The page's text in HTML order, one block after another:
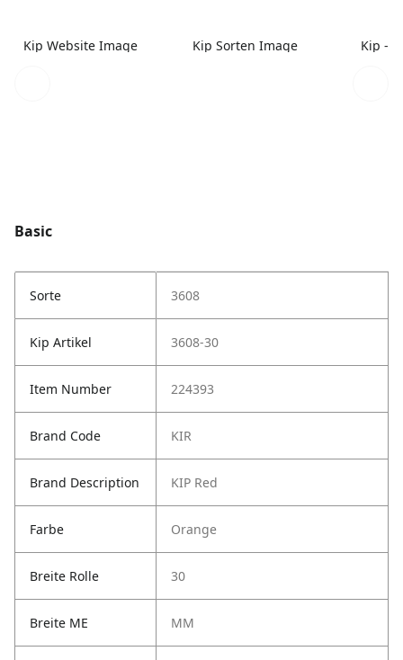
Kip Website Image Kip Sorten Image
Basic
Sorte 3608
Kip Artikel 3608-30
Item Number 224393
Brand Code KIR
Brand Description KIP Red
Farbe Orange
Breite Rolle 30
Breite ME MM